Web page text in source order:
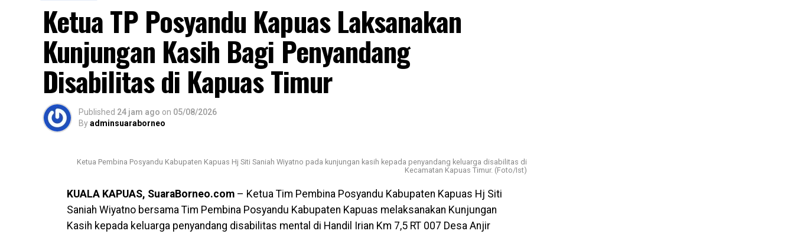
Ketua TP Posyandu Kapuas Laksanakan
Kunjungan Kasih Bagi Penyandang
Disabilitas di Kapuas Timur
Published 24 jam ago on 05/08/2026
Byadminsuaraborneo
Ketua Pembina Posyandu Kabupaten Kapuas Hj Siti Saniah Wiyatno pada kunjungan kasih kepada penyandang keluarga disabilitas di
Kecamatan Kapuas Timur. (Foto/Ist)
KUALA KAPUAS, SuaraBorneo.com – Ketua Tim Pembina Posyandu Kabupaten Kapuas Hj Siti
Saniah Wiyatno bersama Tim Pembina Posyandu Kabupaten Kapuas melaksanakan Kunjungan
Kasih kepada keluarga penyandang disabilitas mental di Handil Irian Km 7,5 RT 007 Desa Anjir